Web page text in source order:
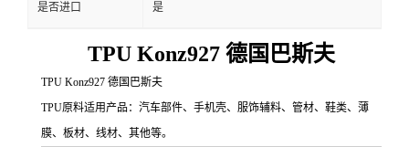
是否进口 是
TPU Konz927 德国巴斯夫
TPU Konz927 德国巴斯夫
TPU原料适用产品：汽车部件、手机壳、服饰辅料、管材、鞋类、薄
膜、板材、线材、其他等。